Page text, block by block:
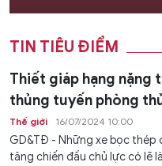
TIN TIÊU ĐIỂM
Thiết giáp hạng nặng
thủng tuyến phòng
Thế giới 16/07/2024 10:00
GD&TĐ - Những xe bọc thép
tăng chiến đấu chủ lực có lẽ